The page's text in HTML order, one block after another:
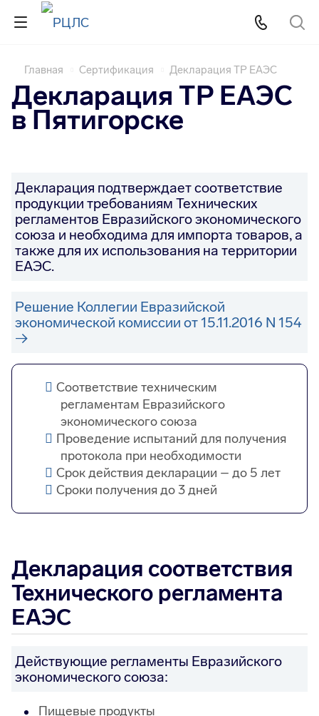
Главная Сертификация Декларация ТР ЕАЭС
Декларация ТР ЕАЭС
в Пятигорске
Декларация подтверждает соответствие
продукции требованиям Технических
регламентов Евразийского экономического
союза и необходима для импорта товаров, а
также для их использования на территории
ЕАЭС.
Решение Коллегии Евразийской
экономической комиссии от 15.11.2016 N 154
Соответствие техническим
регламентам Евразийского
экономического союза
Проведение испытаний для получения
протокола при необходимости
Срок действия декларации – до 5 лет
Сроки получения до 3 дней
Декларация соответствия
Технического регламента
ЕАЭС
Действующие регламенты Евразийского
экономического союза:
Пищевые продукты